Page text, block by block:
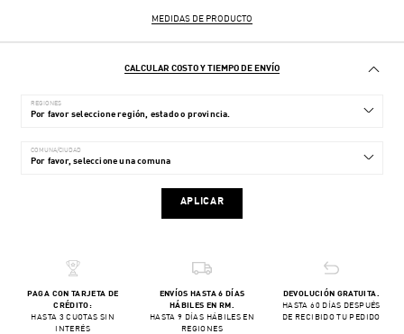
MEDIDAS DE PRODUCTO
CALCULAR COSTO Y TIEMPO DE ENVÍO
REGIONES
COMUNA/CIUDAD
APLICAR
PAGA CON TARJETA DE
CRÉDITO:
HASTA 3 CUOTAS SIN
INTERÉS
ENVÍOS HASTA 6 DÍAS
HÁBILES EN RM.
HASTA 9 DÍAS HÁBILES EN
REGIONES
DEVOLUCIÓN GRATUITA.
HASTA 60 DÍAS DESPUÉS
DE RECIBIDO TU PEDIDO